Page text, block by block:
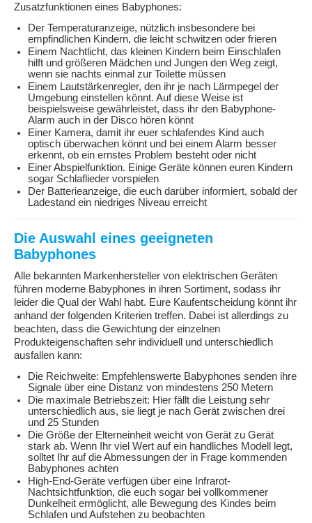
Zusatzfunktionen eines Babyphones:
Der Temperaturanzeige, nützlich insbesondere bei
empfindlichen Kindern, die leicht schwitzen oder frieren
Einem Nachtlicht, das kleinen Kindern beim Einschlafen
hilft und größeren Mädchen und Jungen den Weg zeigt,
wenn sie nachts einmal zur Toilette müssen
Einem Lautstärkenregler, den ihr je nach Lärmpegel der
Umgebung einstellen könnt. Auf diese Weise ist
beispielsweise gewährleistet, dass ihr den Babyphone-
Alarm auch in der Disco hören könnt
Einer Kamera, damit ihr euer schlafendes Kind auch
optisch überwachen könnt und bei einem Alarm besser
erkennt, ob ein ernstes Problem besteht oder nicht
Einer Abspielfunktion. Einige Geräte können euren Kindern
sogar Schlaflieder vorspielen
Der Batterieanzeige, die euch darüber informiert, sobald der
Ladestand ein niedriges Niveau erreicht
Die Auswahl eines geeigneten
Babyphones
Alle bekannten Markenhersteller von elektrischen Geräten
führen moderne Babyphones in ihren Sortiment, sodass ihr
leider die Qual der Wahl habt. Eure Kaufentscheidung könnt ihr
anhand der folgenden Kriterien treffen. Dabei ist allerdings zu
beachten, dass die Gewichtung der einzelnen
Produkteigenschaften sehr individuell und unterschiedlich
ausfallen kann:
Die Reichweite: Empfehlenswerte Babyphones senden ihre
Signale über eine Distanz von mindestens 250 Metern
Die maximale Betriebszeit: Hier fällt die Leistung sehr
unterschiedlich aus, sie liegt je nach Gerät zwischen drei
und 25 Stunden
Die Größe der Elterneinheit weicht von Gerät zu Gerät
stark ab. Wenn Ihr viel Wert auf ein handliches Modell legt,
solltet Ihr auf die Abmessungen der in Frage kommenden
Babyphones achten
High-End-Geräte verfügen über eine Infrarot-
Nachtsichtfunktion, die euch sogar bei vollkommener
Dunkelheit ermöglicht, alle Bewegung des Kindes beim
Schlafen und Aufstehen zu beobachten